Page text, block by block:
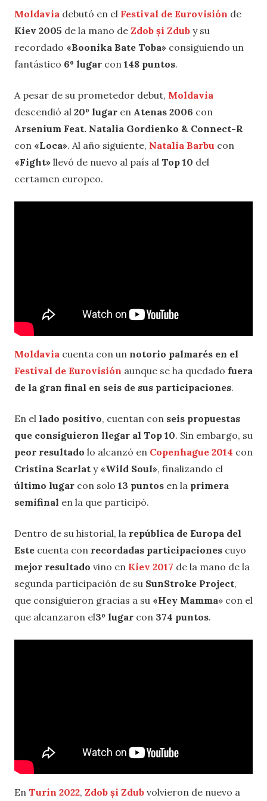
Moldavia debutó en el Festival de Eurovisión de
Kiev 2005 de la mano de Zdob și Zdub y su
recordado «Boonika Bate Toba» consiguiendo un
fantástico 6º lugar con 148 puntos.
A pesar de su prometedor debut, Moldavia
descendió al 20º lugar en Atenas 2006 con
Arsenium Feat. Natalia Gordienko & Connect-R
con «Loca». Al año siguiente, Natalia Barbu con
«Fight» llevó de nuevo al país al Top 10 del
certamen europeo.
Moldavia cuenta con un notorio palmarés en el
Festival de Eurovisión aunque se ha quedado fuera
de la gran final en seis de sus participaciones.
En el lado positivo, cuentan con seis propuestas
que consiguieron llegar al Top 10. Sin embargo, su
peor resultado lo alcanzó en Copenhague 2014 con
Cristina Scarlat y «Wild Soul», finalizando el
último lugar con solo 13 puntos en la primera
semifinal en la que participó.
Dentro de su historial, la república de Europa del
Este cuenta con recordadas participaciones cuyo
mejor resultado vino en Kiev 2017 de la mano de la
segunda participación de su SunStroke Project,
que consiguieron gracias a su «Hey Mamma» con el
que alcanzaron el3º lugar con 374 puntos.
En Turín 2022, Zdob și Zdub volvieron de nuevo a